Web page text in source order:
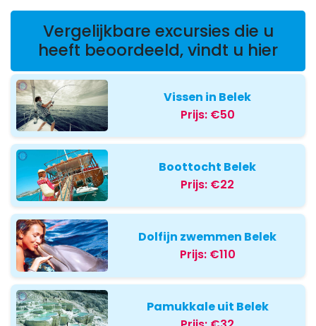
Vergelijkbare excursies die u
heeft beoordeeld, vindt u hier
Vissen in Belek
Prijs: €50
Boottocht Belek
Prijs: €22
Dolfijn zwemmen Belek
Prijs: €110
Pamukkale uit Belek